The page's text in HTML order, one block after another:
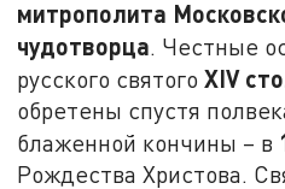
митрополита
чудотворца. Честные
русского святогоXIV
обретены спустя
блаженной кончины – в
Рождества Христова.